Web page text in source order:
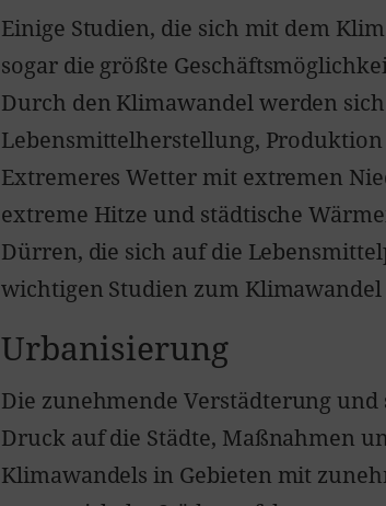
Einige Studien, die sich mit dem
sogar die größte
Durch den Klimawandel werden
Lebensmittelherstellung,
Extremeres Wetter mit extremen
extreme Hitze und städtische
Dürren, die sich auf die
wichtigen Studien zum
Urbanisierung
Die zunehmende Verstädterung
Druck auf die Städte, Maßnahmen
Klimawandels in Gebieten mit